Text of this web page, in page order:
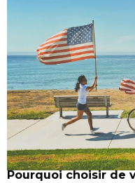
Pourquoi choisir de